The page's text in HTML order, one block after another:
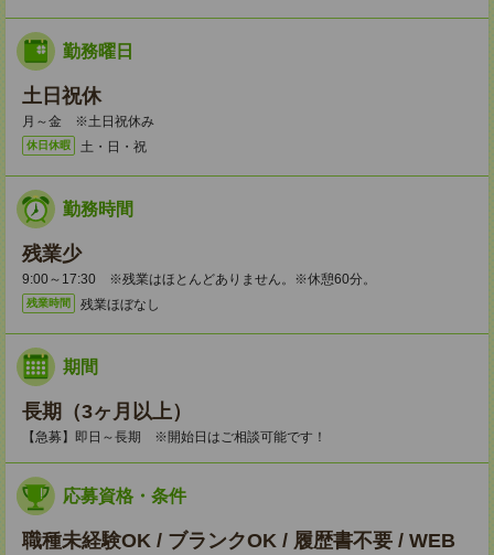
勤務曜日
土日祝休
月～金 ※土日祝休み
休日休暇 土・日・祝
勤務時間
残業少
9:00～17:30 ※残業はほとんどありません。※休憩60分。
残業時間 残業ほぼなし
期間
長期（3ヶ月以上）
【急募】即日～長期 ※開始日はご相談可能です！
応募資格・条件
職種未経験OK / ブランクOK / 履歴書不要 / WEB